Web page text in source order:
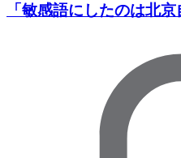
「敏感語にしたのは北京